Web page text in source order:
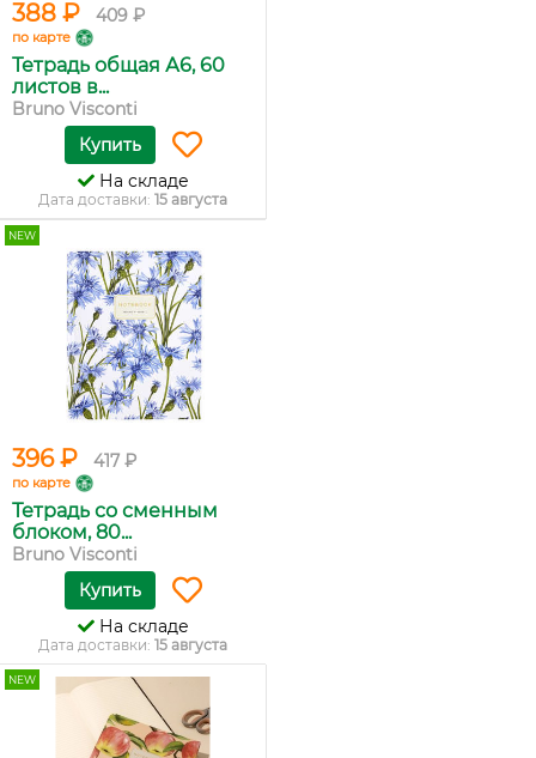
388 ₽ 409 ₽
по карте
Тетрадь общая А6, 60
листов в...
Bruno Visconti
Купить
На складе
Дата доставки: 15 августа
NEW
396 ₽ 417 ₽
по карте
Тетрадь со сменным
блоком, 80...
Bruno Visconti
Купить
На складе
Дата доставки: 15 августа
NEW